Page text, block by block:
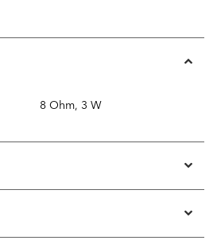
8 Ohm, 3 W